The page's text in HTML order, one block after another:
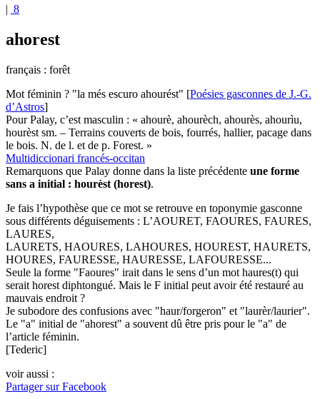
| 8
ahorest
français : forêt
Mot féminin ? "la més escuro ahourést" [Poésies gasconnes de J.-G.
d’Astros]
Pour Palay, c’est masculin : « ahourè, ahourèch, ahourès, ahourìu,
hourèst sm. – Terrains couverts de bois, fourrés, hallier, pacage dans
le bois. N. de l. et de p. Forest. »
Multidiccionari francés-occitan
Remarquons que Palay donne dans la liste précédente une forme
sans a initial : hourèst (horest).
Je fais l’hypothèse que ce mot se retrouve en toponymie gasconne
sous différents déguisements : L’AOURET, FAOURES, FAURES,
LAURES,
LAURETS, HAOURES, LAHOURES, HOUREST, HAURETS,
HOURES, FAURESSE, HAURESSE, LAFOURESSE...
Seule la forme "Faoures" irait dans le sens d’un mot haures(t) qui
serait horest diphtongué. Mais le F initial peut avoir été restauré au
mauvais endroit ?
Je subodore des confusions avec "haur/forgeron" et "laurèr/laurier".
Le "a" initial de "ahorest" a souvent dû être pris pour le "a" de
l’article féminin.
[Tederic]
voir aussi :
Partager sur Facebook